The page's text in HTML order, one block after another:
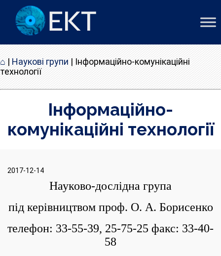
⌂ | Наукові групи | Інформаційно-комунікаційні
технології
Інформаційно-
комунікаційні технології
2017-12-14
Науково-дослідна група
під керівництвом проф. О. А. Борисенко
телефон: 33-55-39, 25-75-25 факс: 33-40-
58